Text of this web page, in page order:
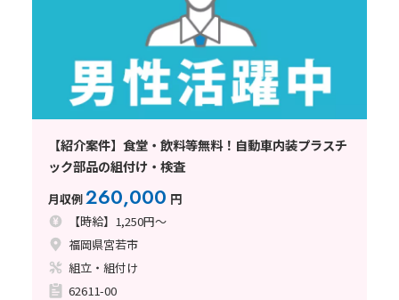
【紹介案件】食堂・飲料等無料！自動車内装プラスチ
ック部品の組付け・検査
月収例260,000 円
【時給】1,250円～
福岡県宮若市
組立・組付け
62611-00